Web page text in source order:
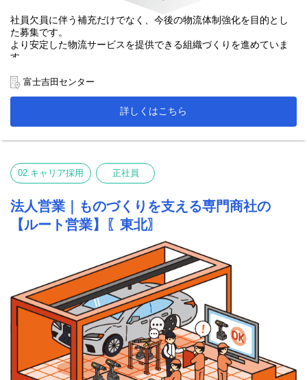
社員欠員に伴う補充だけでなく、今後の物流体制強化を目的とし
た募集です。
より安定した物流サービスを提供できる組織づくりを進めていま
す。
富士吉田センター
詳しくはこちら
02.キャリア採用 正社員
法人営業｜ものづくりを支える専門商社の
【ルート営業】〖東北〗